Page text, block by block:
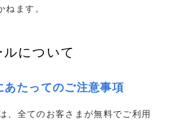
ねます。
について
あたってのご注意事項
、全てのお客さまが無料でご利用